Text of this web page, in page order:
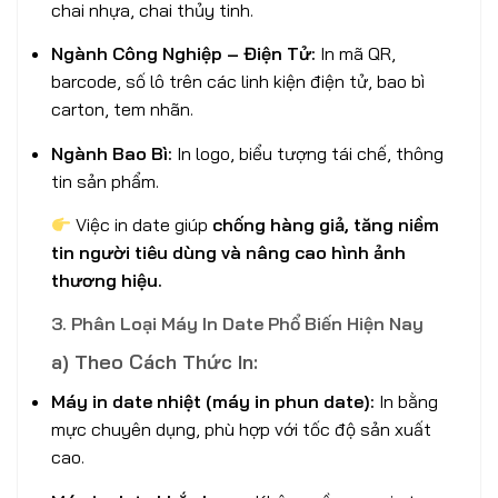
chai nhựa, chai thủy tinh.
Ngành Công Nghiệp – Điện Tử: In mã QR,
barcode, số lô trên các linh kiện điện tử, bao bì
carton, tem nhãn.
Ngành Bao Bì: In logo, biểu tượng tái chế, thông
tin sản phẩm.
Việc in date giúp chống hàng giả, tăng niềm
tin người tiêu dùng và nâng cao hình ảnh
thương hiệu.
3. Phân Loại Máy In Date Phổ Biến Hiện Nay
a) Theo Cách Thức In:
Máy in date nhiệt (máy in phun date): In bằng
mực chuyên dụng, phù hợp với tốc độ sản xuất
cao.